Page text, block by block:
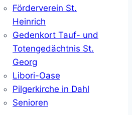
Förderverein St.
Heinrich
Gedenkort Tauf- und
Totengedächtnis St.
Georg
Libori-Oase
Pilgerkirche in Dahl
Senioren